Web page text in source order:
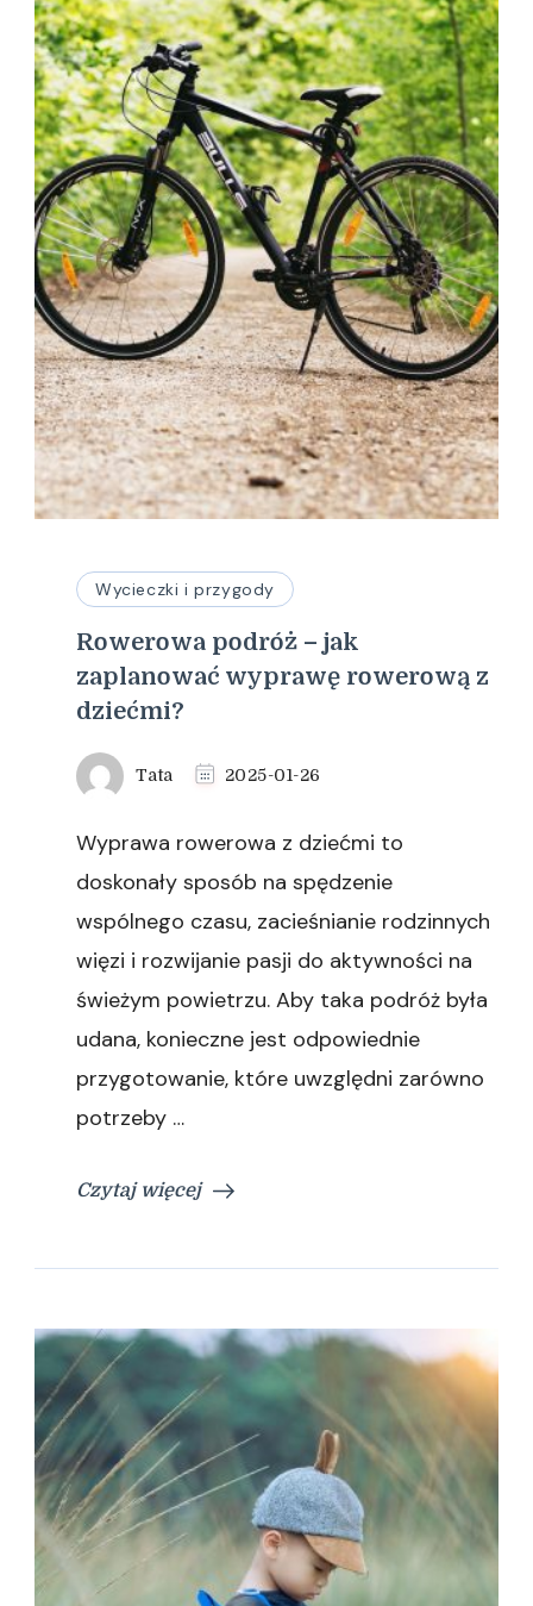
Wycieczki i przygody
Rowerowa podróż – jak
zaplanować wyprawę rowerową z
dziećmi?
Tata 2025-01-26
Wyprawa rowerowa z dziećmi to
doskonały sposób na spędzenie
wspólnego czasu, zacieśnianie rodzinnych
więzi i rozwijanie pasji do aktywności na
świeżym powietrzu. Aby taka podróż była
udana, konieczne jest odpowiednie
przygotowanie, które uwzględni zarówno
potrzeby …
Czytaj więcej